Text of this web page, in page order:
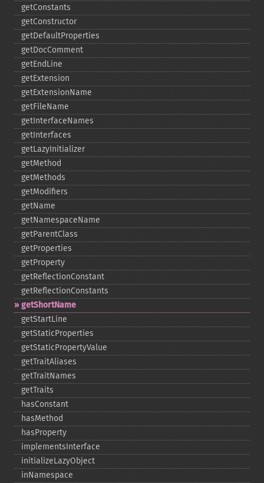
getConstants
getConstructor
getDefaultProperties
getDocComment
getEndLine
getExtension
getExtensionName
getFileName
getInterfaceNames
getInterfaces
getLazyInitializer
getMethod
getMethods
getModifiers
getName
getNamespaceName
getParentClass
getProperties
getProperty
getReflectionConstant
getReflectionConstants
getShortName
getStartLine
getStaticProperties
getStaticPropertyValue
getTraitAliases
getTraitNames
getTraits
hasConstant
hasMethod
hasProperty
implementsInterface
initializeLazyObject
inNamespace